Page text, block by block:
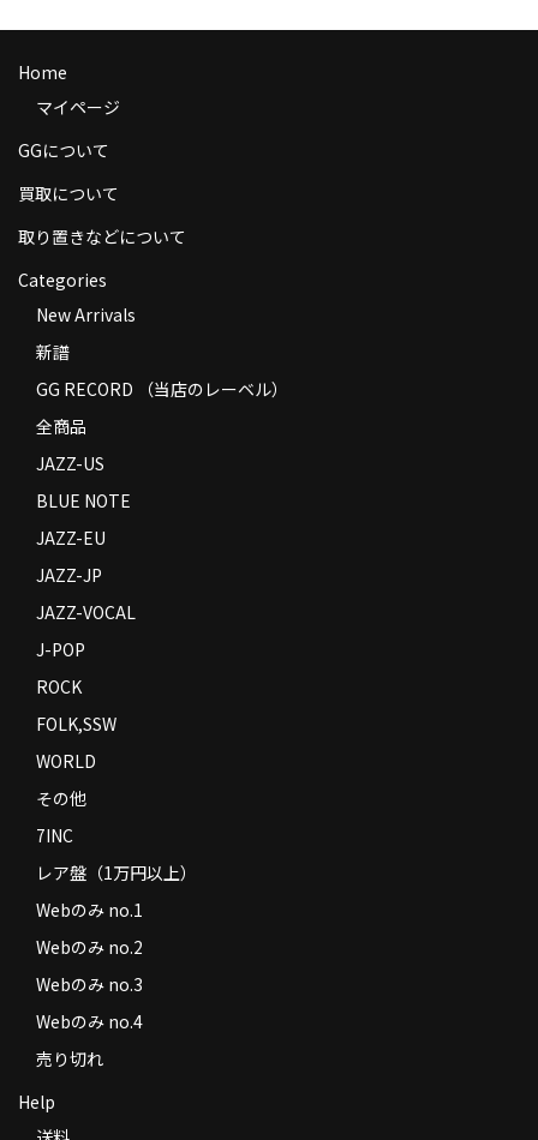
送料
商品の発送
返品
コンディション
Privacy Policy
特定商取引法に基づく表示
Contact
Home
マイページ
GGについて
買取について
取り置きなどについて
Categories
New Arrivals
新譜
GG RECORD （当店のレーベル）
全商品
JAZZ-US
BLUE NOTE
JAZZ-EU
JAZZ-JP
JAZZ-VOCAL
J-POP
ROCK
FOLK,SSW
WORLD
その他
7INC
レア盤（1万円以上）
Webのみ no.1
Webのみ no.2
Webのみ no.3
Webのみ no.4
売り切れ
Help